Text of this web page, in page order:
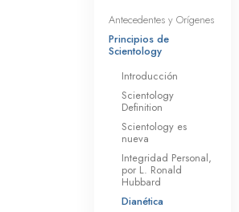
Antecedentes y Orígenes
Principios de
Scientology
Introducción
Scientology
Definition
Scientology es
nueva
Integridad Personal,
por L. Ronald
Hubbard
Dianética